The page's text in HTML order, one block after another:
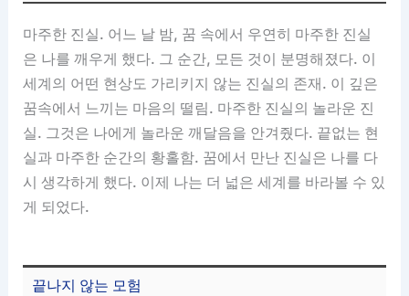
마주한 진실. 어느 날 밤, 꿈 속에서 우연히 마주한 진실
은 나를 깨우게 했다. 그 순간, 모든 것이 분명해졌다. 이
세계의 어떤 현상도 가리키지 않는 진실의 존재. 이 깊은
꿈속에서 느끼는 마음의 떨림. 마주한 진실의 놀라운 진
실. 그것은 나에게 놀라운 깨달음을 안겨줬다. 끝없는 현
실과 마주한 순간의 황홀함. 꿈에서 만난 진실은 나를 다
시 생각하게 했다. 이제 나는 더 넓은 세계를 바라볼 수 있
게 되었다.
끝나지 않는 모험